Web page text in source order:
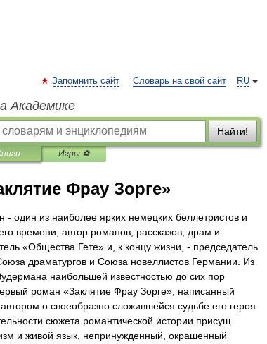
RU
Запомнить сайт Словарь на свой сайт
Академике
Найти!
Игры ⚽
Фрау Зорге»
- один из наиболее ярких немецких беллетристов и
времени, автор романов, рассказов, драм и
«Общества Гете» и, к концу жизни, - председатель
драматургов и Союза новеллистов Германии. Из
наибольшей известностью до сих пор
роман «Заклятие Фрау Зорге», написанный
о своеобразно сложившейся судьбе его героя.
сюжета романтической истории присущ
и живой язык, непринужденный, окрашенный